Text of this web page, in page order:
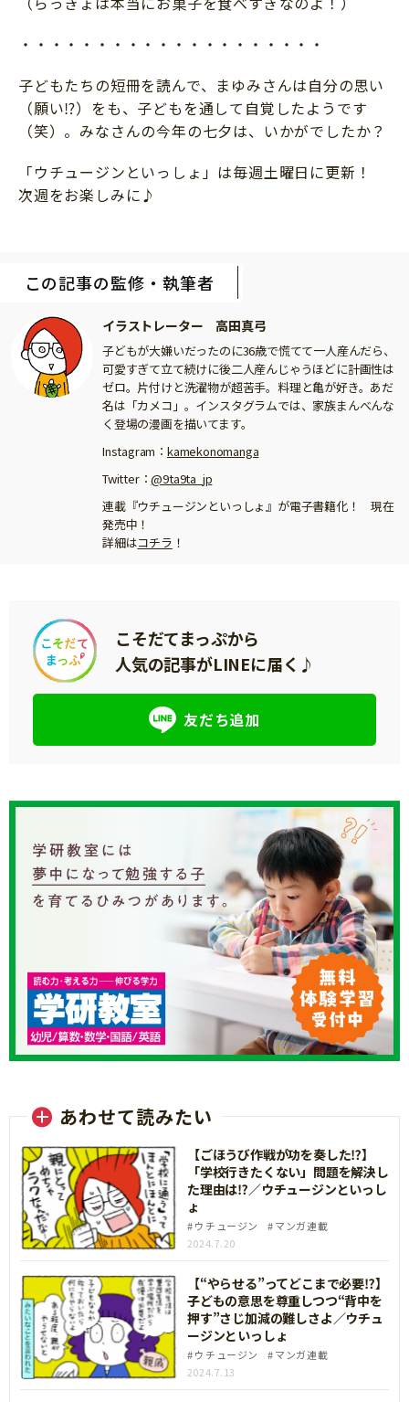
・・・・・・・・・・・・・・・・・・・・
子どもたちの短冊を読んで、まゆみさんは自分の思い
（願い⁉）をも、子どもを通して自覚したようです
（笑）。みなさんの今年の七夕は、いかがでしたか？
「ウチュージンといっしょ」は毎週土曜日に更新！
次週をお楽しみに♪
この記事の監修・執筆者
イラストレーター 高田真弓
子どもが大嫌いだったのに36歳で慌てて一人産んだら、
可愛すぎて立て続けに後二人産んじゃうほどに計画性は
ゼロ。片付けと洗濯物が超苦手。料理と亀が好き。あだ
名は「カメコ」。インスタグラムでは、家族まんべんな
く登場の漫画を描いてます。
Instagram： kamekonomanga
Twitter：@9ta9ta_jp
連載『ウチュージンといっしょ』が電子書籍化！ 現在
発売中！
詳細はコチラ ！
こそだてまっぷから
人気の記事がLINEに届く♪
友だち追加
あわせて読みたい
【ごほうび作戦が功を奏した⁉】
「学校行きたくない」問題を解決し
た理由は⁉／ウチュージンといっし
ょ
ウチュージン
マンガ連載
2024.7.20
【“やらせる”ってどこまで必要⁉】
子どもの意思を尊重しつつ“背中を
押す”さじ加減の難しさよ／ウチュ
ージンといっしょ
ウチュージン
マンガ連載
2024.7.13